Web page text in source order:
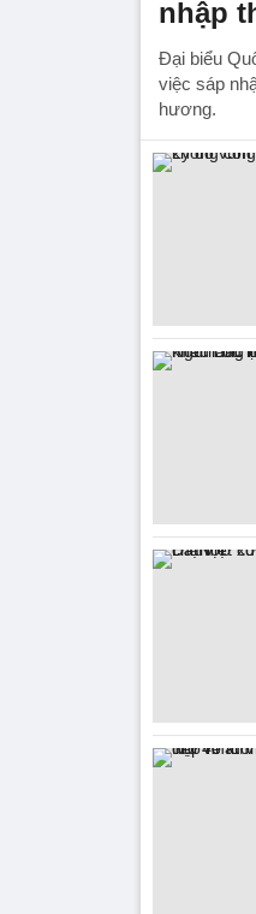
nhập
Đại biểu
việc sáp
hương.